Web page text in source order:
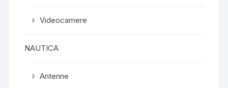
Videocamere
NAUTICA
Antenne